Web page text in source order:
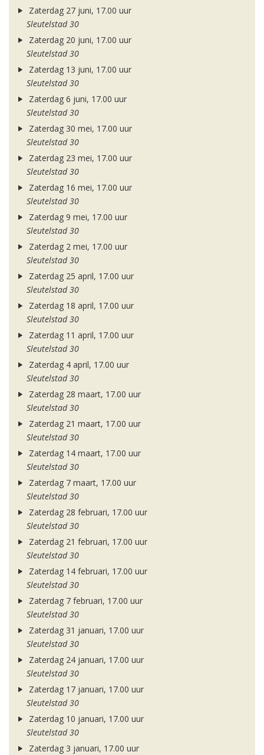
Zaterdag 27 juni, 17.00 uur
Sleutelstad 30
Zaterdag 20 juni, 17.00 uur
Sleutelstad 30
Zaterdag 13 juni, 17.00 uur
Sleutelstad 30
Zaterdag 6 juni, 17.00 uur
Sleutelstad 30
Zaterdag 30 mei, 17.00 uur
Sleutelstad 30
Zaterdag 23 mei, 17.00 uur
Sleutelstad 30
Zaterdag 16 mei, 17.00 uur
Sleutelstad 30
Zaterdag 9 mei, 17.00 uur
Sleutelstad 30
Zaterdag 2 mei, 17.00 uur
Sleutelstad 30
Zaterdag 25 april, 17.00 uur
Sleutelstad 30
Zaterdag 18 april, 17.00 uur
Sleutelstad 30
Zaterdag 11 april, 17.00 uur
Sleutelstad 30
Zaterdag 4 april, 17.00 uur
Sleutelstad 30
Zaterdag 28 maart, 17.00 uur
Sleutelstad 30
Zaterdag 21 maart, 17.00 uur
Sleutelstad 30
Zaterdag 14 maart, 17.00 uur
Sleutelstad 30
Zaterdag 7 maart, 17.00 uur
Sleutelstad 30
Zaterdag 28 februari, 17.00 uur
Sleutelstad 30
Zaterdag 21 februari, 17.00 uur
Sleutelstad 30
Zaterdag 14 februari, 17.00 uur
Sleutelstad 30
Zaterdag 7 februari, 17.00 uur
Sleutelstad 30
Zaterdag 31 januari, 17.00 uur
Sleutelstad 30
Zaterdag 24 januari, 17.00 uur
Sleutelstad 30
Zaterdag 17 januari, 17.00 uur
Sleutelstad 30
Zaterdag 10 januari, 17.00 uur
Sleutelstad 30
Zaterdag 3 januari, 17.00 uur